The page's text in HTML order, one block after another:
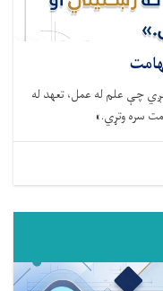
چې علم له عمل، تعهد له
سره وتړي.»